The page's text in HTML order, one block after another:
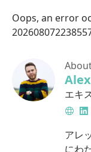
Oops, an error
エキ
アレ
にわ